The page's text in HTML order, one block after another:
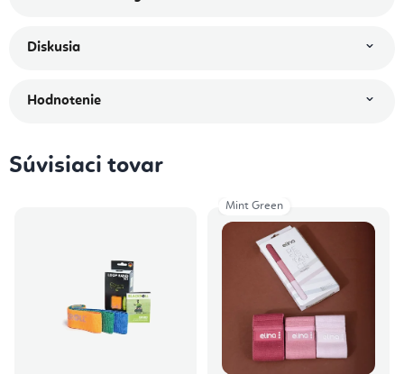
Diskusia
Hodnotenie
Súvisiaci tovar
Mint Green